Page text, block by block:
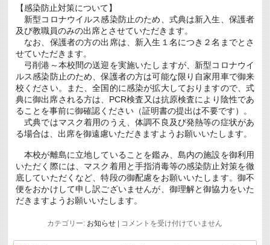
し
た
は
【感染防止対策について】
新型コロナウイルス感染防止のため、式典は新入生、保護者
及び教職員のみの出席とさせていただきます。
なお、保護者の方の出席は、新入生１名につき２名までとさ
せていただきます。
弓削港～本校間の送迎を実施いたしますが、新型コロナウイ
ルス感染防止のため、保護者の方は可能な限り自家用車で御来
校ください。また、全国的に感染が拡大しておりますので、式
典に御出席される方は、PCR検査又は抗原検査により陰性であ
ることを事前に御確認ください（証明書の提出は不要です）。
式典ではマスク着用のうえ、体調不良及び発熱等の症状があ
る場合は、出席を御遠慮いただきますようお願いいたします。
本校が離島に立地していることを鑑み、島内の施設を御利用
いただく際には、マスク着用と手指消毒等の感染防止対策を徹
底していただくなど、特段の御配慮をお願いいたします。御不
便をおかけして申し訳ございませんが、御理解と御協力をいた
だきますようお願いいたします。
カテゴリー: お知らせ
令
４
コメントを受け付けていません